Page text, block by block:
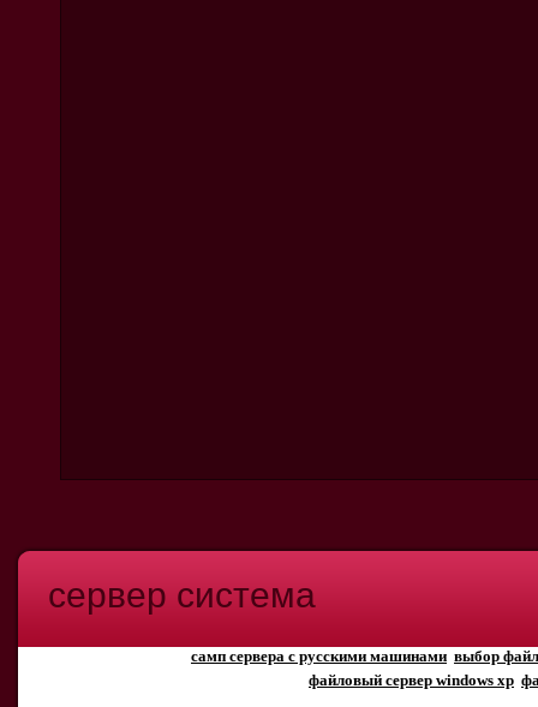
сервер система
выбор
самп сервера с русскими машинами
файловый сервер windows xp